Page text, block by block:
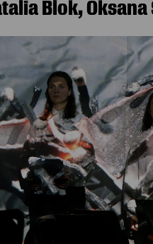
Blok,